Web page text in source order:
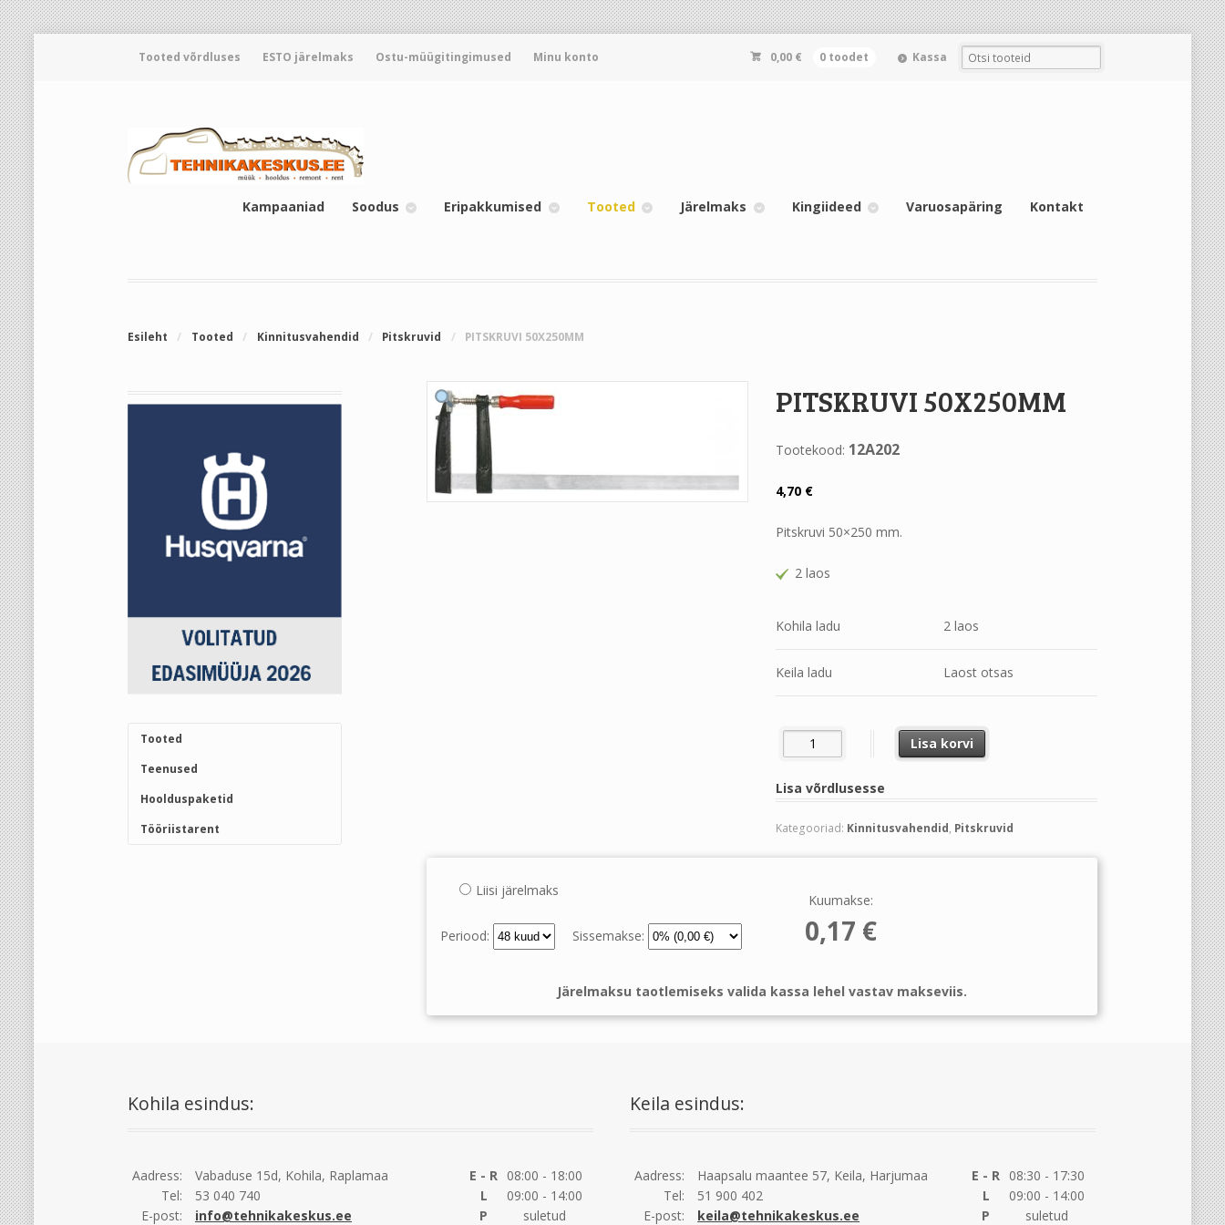
Tooted võrdluses ESTO järelmaks Ostu-müügitingimused Minu konto 0,00 € 0 toodet Kassa
Kampaaniad Soodus Eripakkumised Tooted Järelmaks Kingiideed Varuosapäring Kontakt
Esileht / Tooted / Kinnitusvahendid / Pitskruvid / PITSKRUVI 50X250MM
PITSKRUVI 50X250MM
Tootekood: 12A202
4,70 €
Pitskruvi 50×250 mm.
2 laos
Kohila ladu 2 laos
Keila ladu Laost otsas
PITSKRUVI 50X250MM kogus
Lisa korvi
Lisa võrdlusesse
Kategooriad: Kinnitusvahendid, Pitskruvid
Liisi järelmaks
Periood: Sissemakse:
Kuumakse:
0,17 €
Järelmaksu taotlemiseks valida kassa lehel vastav makseviis.
Tooted
Teenused
Hoolduspaketid
Tööriistarent
Kohila esindus:
Aadress:
Vabaduse 15d, Kohila, Raplamaa
Tel:
53 040 740
E-post:
info@tehnikakeskus.ee
E - R 08:00 - 18:00
L
09:00 - 14:00
P
suletud
Keila esindus:
Aadress:
Haapsalu maantee 57, Keila, Harjumaa
Tel:
51 900 402
E-post:
keila@tehnikakeskus.ee
E - R 08:30 - 17:30
L
09:00 - 14:00
P
suletud